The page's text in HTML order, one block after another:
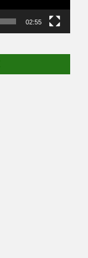
02:55